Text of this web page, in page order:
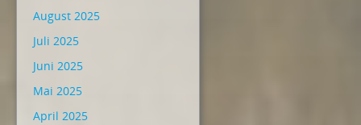
August 2025
Juli 2025
Juni 2025
Mai 2025
April 2025